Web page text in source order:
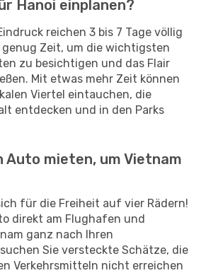
Hanoi einplanen?
reichen 3 bis 7 Tage völlig
genug Zeit, um die wichtigsten
zu besichtigen und das Flair
Mit etwas mehr Zeit können
Viertel eintauchen, die
entdecken und in den Parks
Auto mieten, um Vietnam
für die Freiheit auf vier Rädern!
direkt am Flughafen und
ganz nach Ihren
Sie versteckte Schätze, die
Verkehrsmitteln nicht erreichen